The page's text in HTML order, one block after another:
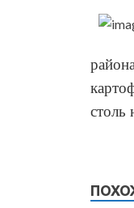
столь